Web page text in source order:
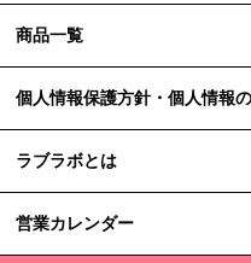
商品一覧
個人情報保護方針・個人情報
ラブラボとは
営業カレンダー